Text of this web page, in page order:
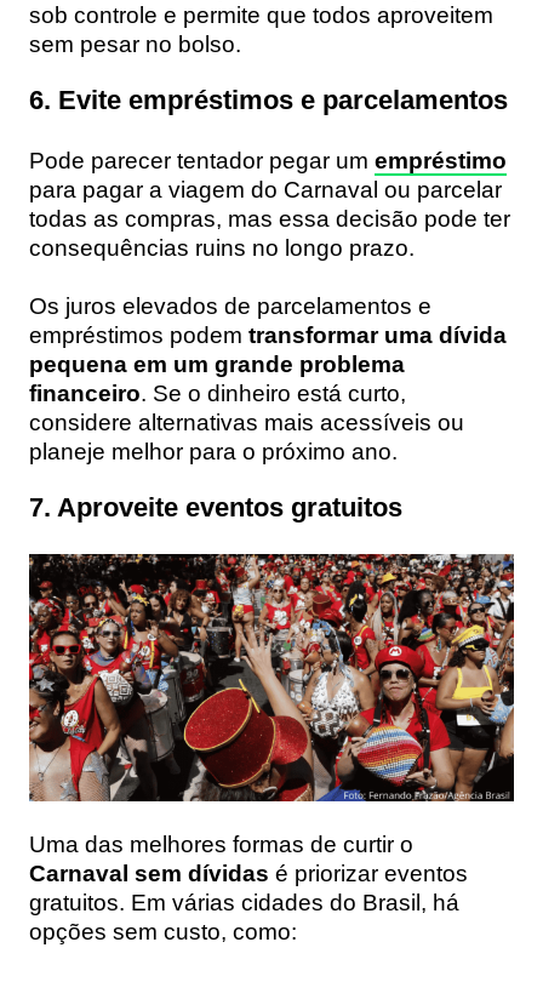
sob controle e permite que todos aproveitem
sem pesar no bolso.
6. Evite empréstimos e parcelamentos
Pode parecer tentador pegar um empréstimo
para pagar a viagem do Carnaval ou parcelar
todas as compras, mas essa decisão pode ter
consequências ruins no longo prazo.
Os juros elevados de parcelamentos e
empréstimos podem transformar uma dívida
pequena em um grande problema
financeiro. Se o dinheiro está curto,
considere alternativas mais acessíveis ou
planeje melhor para o próximo ano.
7. Aproveite eventos gratuitos
Uma das melhores formas de curtir o
Carnaval sem dívidas é priorizar eventos
gratuitos. Em várias cidades do Brasil, há
opções sem custo, como: